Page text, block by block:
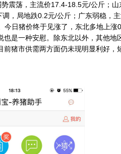
震荡，主流价17.4-18.5元/公斤；
，局地跌0.2元/公斤；广东弱稳，
日猪价终于见涨了，东北多地上涨
是一种安慰。除东北以外，其他地
猪市供需两方面仍未现明显利好，